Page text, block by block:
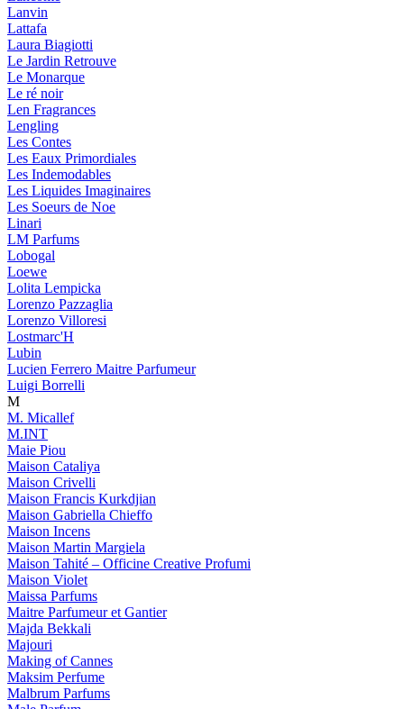
Lanvin
Lattafa
Laura Biagiotti
Le Jardin Retrouve
Le Monarque
Le ré noir
Len Fragrances
Lengling
Les Contes
Les Eaux Primordiales
Les Indemodables
Les Liquides Imaginaires
Les Soeurs de Noe
Linari
LM Parfums
Lobogal
Loewe
Lolita Lempicka
Lorenzo Pazzaglia
Lorenzo Villoresi
Lostmarc'H
Lubin
Lucien Ferrero Maitre Parfumeur
Luigi Borrelli
M
M. Micallef
M.INT
Maie Piou
Maison Cataliya
Maison Crivelli
Maison Francis Kurkdjian
Maison Gabriella Chieffo
Maison Incens
Maison Martin Margiela
Maison Tahité – Officine Creative Profumi
Maison Violet
Maissa Parfums
Maitre Parfumeur et Gantier
Majda Bekkali
Majouri
Making of Cannes
Maksim Perfume
Malbrum Parfums